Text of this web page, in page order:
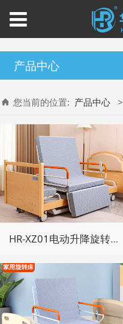
产品中心
您当前的位置: 产品中心 >
HR-XZ01电动升降旋转家居床